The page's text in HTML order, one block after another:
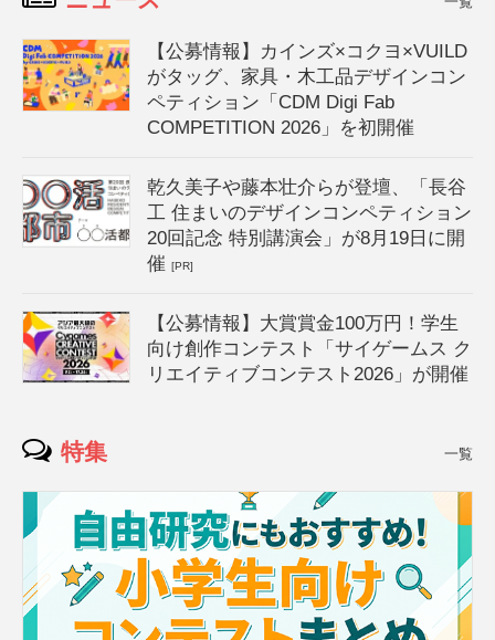
【公募情報】カインズ×コクヨ×VUILD
がタッグ、家具・木工品デザインコン
ペティション「CDM Digi Fab
COMPETITION 2026」を初開催
乾久美子や藤本壮介らが登壇、「長谷
工 住まいのデザインコンペティション
20回記念 特別講演会」が8月19日に開
催[PR]
【公募情報】大賞賞金100万円！学生
向け創作コンテスト「サイゲームス ク
リエイティブコンテスト2026」が開催
特集 一覧